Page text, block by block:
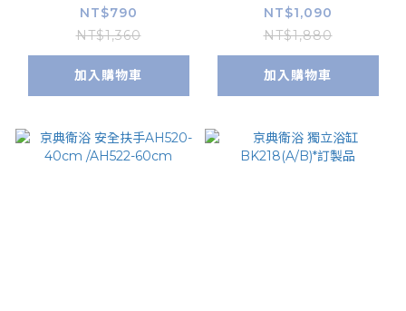
NT$790
NT$1,360
加入購物車
NT$1,090
NT$1,880
加入購物車